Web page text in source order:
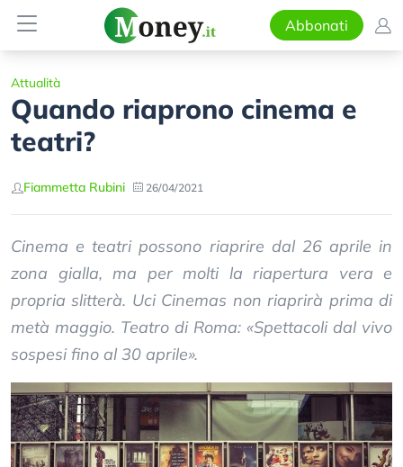
Abbonati
Attualità
Quando riaprono cinema e
teatri?
Fiammetta Rubini 26/04/2021
Cinema e teatri possono riaprire dal 26 aprile in
zona gialla, ma per molti la riapertura vera e
propria slitterà. Uci Cinemas non riaprirà prima di
metà maggio. Teatro di Roma: «Spettacoli dal vivo
sospesi fino al 30 aprile».